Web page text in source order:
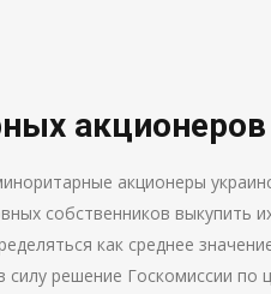
акционеров
акционеры
собственников выкупить
как среднее
силу решение Госкомиссии